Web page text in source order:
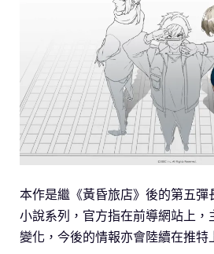
本作是繼《黃昏旅店》後的第五彈
小說系列，官方指在前導網站上，
變化，今後的情報亦會陸續在推特